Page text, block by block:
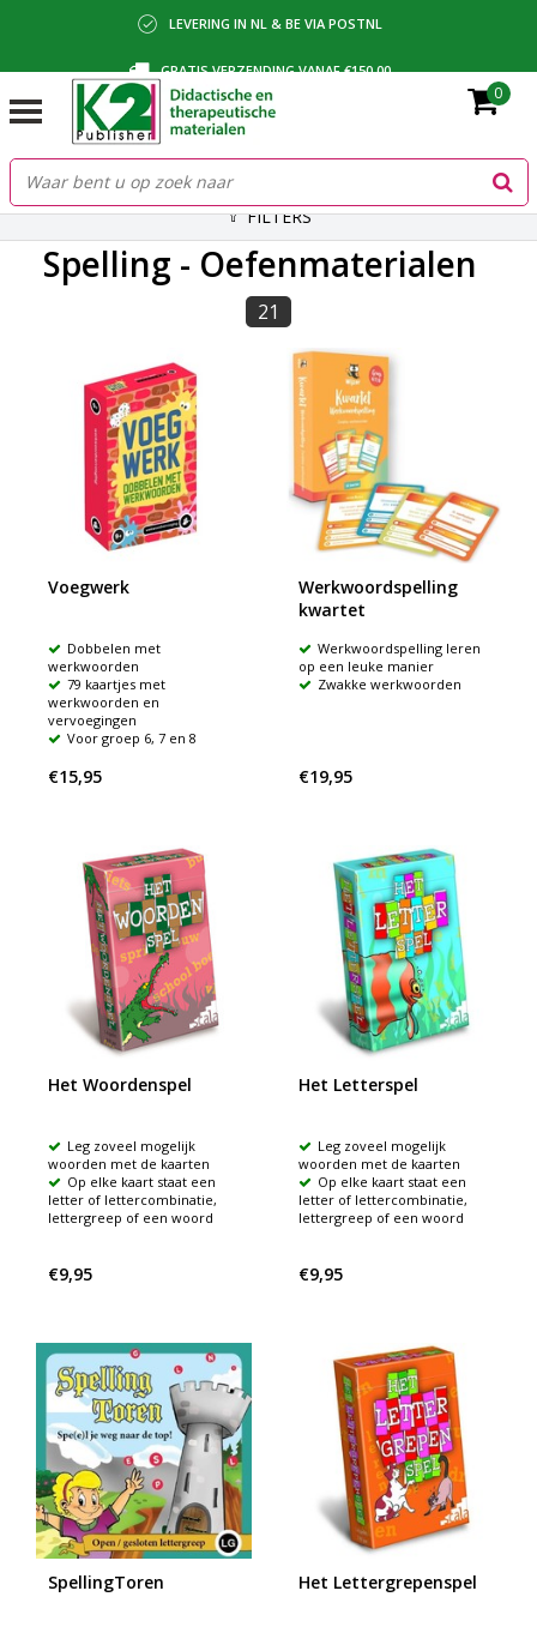
LEVERING IN NL & BE VIA POSTNL
GRATIS VERZENDING VANAF €150,00
BETALING VIA IDEAL, BANCONTACT OF FACTUUR
0
FILTERS
Spelling - Oefenmaterialen
21
Voegwerk
Dobbelen met
werkwoorden
79 kaartjes met
werkwoorden en
vervoegingen
Voor groep 6, 7 en 8
€15,95
Werkwoordspelling
kwartet
Werkwoordspelling leren
op een leuke manier
Zwakke werkwoorden
€19,95
Het Woordenspel
Leg zoveel mogelijk
woorden met de kaarten
Op elke kaart staat een
letter of lettercombinatie,
lettergreep of een woord
€9,95
Het Letterspel
Leg zoveel mogelijk
woorden met de kaarten
Op elke kaart staat een
letter of lettercombinatie,
lettergreep of een woord
€9,95
SpellingToren Het Lettergrepenspel